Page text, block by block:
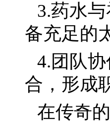
3.药水
备充足的
4.团队
合，形成
在传奇